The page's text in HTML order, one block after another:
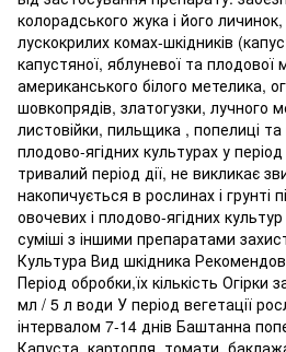
колорадського жука і його личинок,
лускокрилих комах-шкідників
капустяної, яблуневої та плодової
американського білого метелика,
шовкопрядів, златогузки, лучного
листовійки, пильщика , попелиці та
плодово-ягідних культурах у
тривалий період дії, не викликає
накопичується в рослинах і грунті
овочевих і плодово-ягідних
суміші з іншими препаратами
Культура Вид шкідника
Період обробки,їх кількість Огірки
мл / 5 л води У період вегетації
інтервалом 7-14 днів Баштанна
Капуста, картопля, томати,